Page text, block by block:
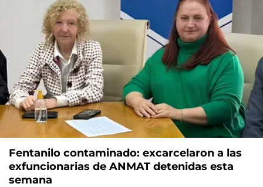
Fentanilo contaminado: excarcelaron a las
exfuncionarias de ANMAT detenidas esta
semana